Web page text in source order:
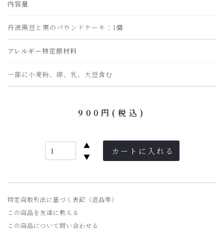
内容量
丹波黒豆と栗のパウンドケーキ：1個
アレルギー特定原材料
一部に小麦粉、卵、乳、大豆含む
900円(税込)
▲
▼
特定商取引法に基づく表記（返品等）
この商品を友達に教える
この商品について問い合わせる